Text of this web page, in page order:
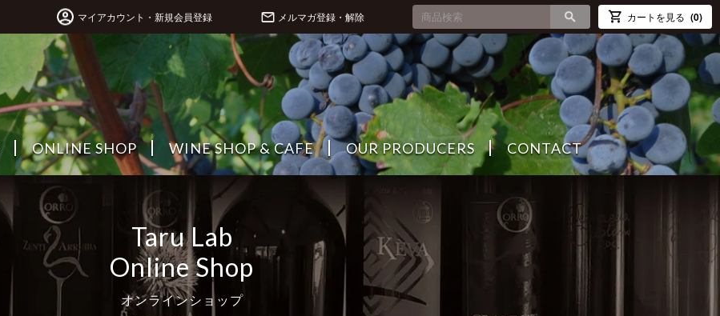
マイアカウント・新規会員登録 メルマガ登録・解除 カートを見る (0)
ONLINE SHOP WINE SHOP & CAFE OUR PRODUCERS CONTACT
Taru Lab
Online Shop
オンラインショップ